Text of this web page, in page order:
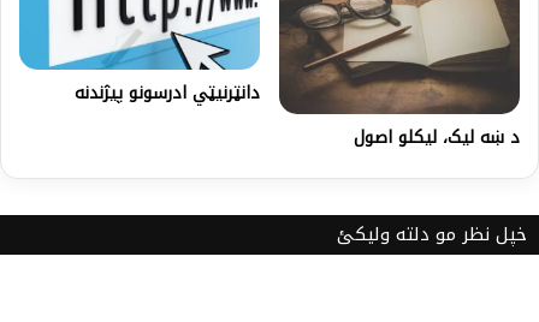
د ښه لیک، لیکلو اصول
دانټرنیټي ادرسونو پیژندنه
خپل نظر مو دلته ولیکئ